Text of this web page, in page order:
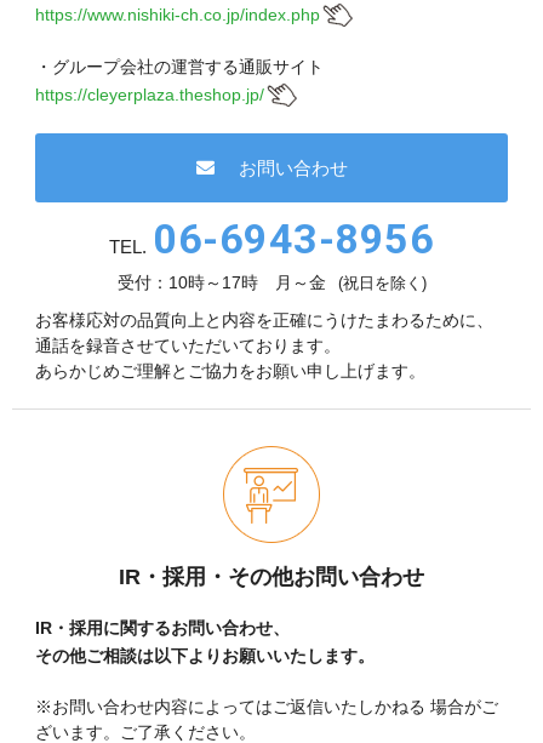
https://www.nishiki-ch.co.jp/index.php
・グループ会社の運営する通販サイト
https://cleyerplaza.theshop.jp/
お問い合わせ
TEL. 06-6943-8956
受付：10時～17時 月～金 (祝日を除く)
お客様応対の品質向上と内容を正確にうけたまわるために、
通話を録音させていただいております。
あらかじめご理解とご協力をお願い申し上げます。
IR・採用・その他お問い合わせ
IR・採用に関するお問い合わせ、
その他ご相談は以下よりお願いいたします。
※お問い合わせ内容によってはご返信いたしかねる 場合がご
ざいます。ご了承ください。
メールでのお問い合わせ